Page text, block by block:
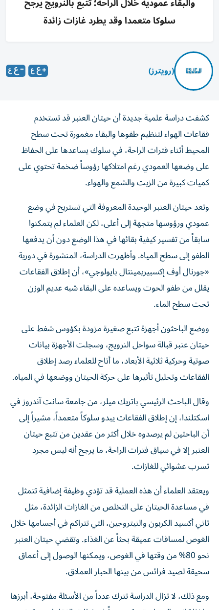
سلوكا متعمدا وقد يطرد غازات زائدة
(رويترز)
كشفت دراسة علمية جديدة أن حيتان العنبر قد تستخدم
فقاعات الهواء لتنظيم طفوها والبقاء مغمورة تحت سطح
المحيط أثناء فترات الراحة، في سلوك يساعدها على الحفاظ
على وضعها العمودي رغم امتلاكها رؤوساً ضخمة تحتوي على
كميات كبيرة من الزيت والشمع والهواء.
وتعد حيتان العنبر الوحيدة المعروفة التي تستريح في وضع
عمودي ورؤوسها متجهة إلى أعلى، لكن العلماء لم يتمكنوا
سابقاً من تفسير كيفية بقائها في هذا الوضع دون أن يدفعها
الطفو إلى سطح المياه. وأظهرت الدراسة، المنشورة في دورية
«جورنال أوف إكسبيريمينتال بايولوجي»، أن إطلاق الفقاعات
يقلل من طفو الحوت ويساعده على البقاء شبه عديم الوزن
تحت سطح الماء.
ووضع الباحثون أجهزة تتبع صغيرة مزودة بكؤوس شفط على
حيتان عنبر قبالة سواحل النرويج، وسجلت الأجهزة بيانات
صوتية وحركية ثلاثية الأبعاد، ما أتاح للعلماء رصد إطلاق
الفقاعات وتحليل تأثيرها على حركة الحيتان ووضعها في المياه.
وقال الباحث الرئيسي باتريك ميلر، من جامعة سانت آندروز في
اسكتلندا، إن إطلاق الفقاعات يبدو سلوكاً متعمداً، مشيراً إلى
أن الباحثين لم يرصدوه خلال أكثر من عقدين من تتبع حيتان
العنبر إلا في سياق فترات الراحة، ما يرجح أنه ليس مجرد
تسرب عشوائي للغازات.
ويعتقد العلماء أن هذه العملية قد تؤدي وظيفة إضافية تتمثل
في مساعدة الحيتان على التخلص من الغازات الزائدة، مثل
ثاني أكسيد الكربون والنيتروجين، التي تتراكم في أجسامها خلال
الغوص لمسافات عميقة بحثاً عن الغذاء. وتقضي حيتان العنبر
نحو 80% من وقتها في الغوص، ويمكنها الوصول إلى أعماق
سحيقة لصيد فرائس من بينها الحبار العملاق.
ومع ذلك، لا تزال الدراسة تترك عدداً من الأسئلة مفتوحة، أبرزها